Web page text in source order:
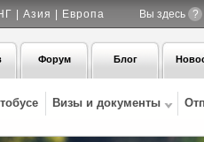
| Азия | Европа Вы здесь ?
Форум Блог
Визы и документы